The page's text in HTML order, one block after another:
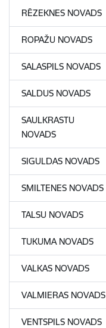
RĒZEKNES NOVADS
ROPAŽU NOVADS
SALASPILS NOVADS
SALDUS NOVADS
SAULKRASTU
NOVADS
SIGULDAS NOVADS
SMILTENES NOVADS
TALSU NOVADS
TUKUMA NOVADS
VALKAS NOVADS
VALMIERAS NOVADS
VENTSPILS NOVADS